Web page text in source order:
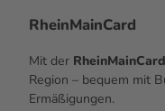
RheinMainCard
Mit der RheinMainCard
Region – bequem mit
Ermäßigungen.